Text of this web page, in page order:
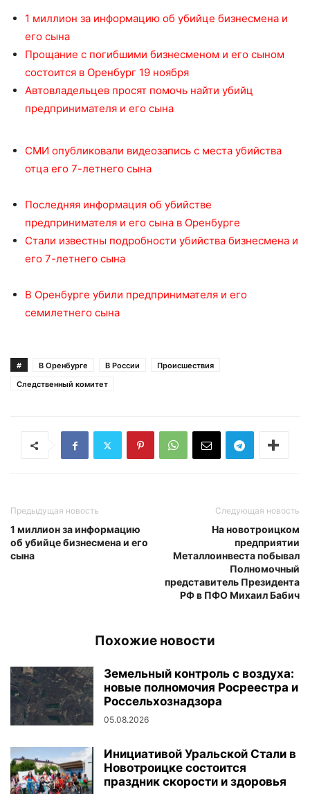
1 миллион за информацию об убийце бизнесмена и
его сына
Прощание с погибшими бизнесменом и его сыном
состоится в Оренбург 19 ноября
Автовладельцев просят помочь найти убийц
предпринимателя и его сына
СМИ опубликовали видеозапись с места убийства
отца его 7-летнего сына
Последняя информация об убийстве
предпринимателя и его сына в Оренбурге
Стали известны подробности убийства бизнесмена и
его 7-летнего сына
В Оренбурге убили предпринимателя и его
семилетнего сына
# В Оренбурге В России
Происшествия
Следственный комитет
Предыдущая новость
1 миллион за информацию
об убийце бизнесмена и его
сына
Следующая новость
На новотроицком
предприятии
Металлоинвеста побывал
Полномочный
представитель Президента
РФ в ПФО Михаил Бабич
Похожие новости
Земельный контроль с воздуха:
новые полномочия Росреестра и
Россельхознадзора
05.08.2026
Инициативой Уральской Стали в
Новотроицке состоится
праздник скорости и здоровья